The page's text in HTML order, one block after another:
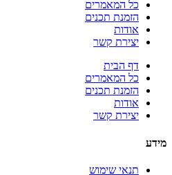
כל המאמרים
הזמנת תכנים
אודות
יצירת קשר
דף הבית
כל המאמרים
הזמנת תכנים
אודות
יצירת קשר
מידע
תנאי שימוש